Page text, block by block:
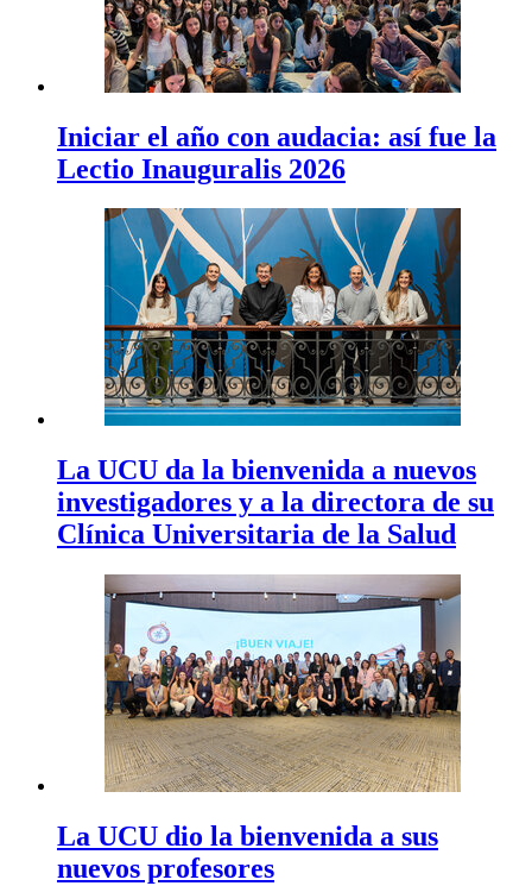
Iniciar el año con audacia: así fue la
Lectio Inauguralis 2026
La UCU da la bienvenida a nuevos
investigadores y a la directora de su
Clínica Universitaria de la Salud
La UCU dio la bienvenida a sus
nuevos profesores